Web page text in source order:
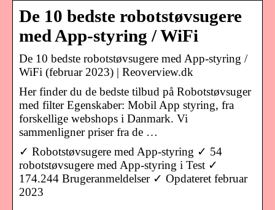
De 10 bedste robotstøvsugere
med App-styring / WiFi
De 10 bedste robotstøvsugere med App-styring /
WiFi (februar 2023) | Reoverview.dk
Her finder du de bedste tilbud på Robotstøvsuger
med filter Egenskaber: Mobil App styring, fra
forskellige webshops i Danmark. Vi
sammenligner priser fra de …
✓ Robotstøvsugere med App-styring ✓ 54
robotstøvsugere med App-styring i Test ✓
174.244 Brugeranmeldelser ✓ Opdateret februar
2023